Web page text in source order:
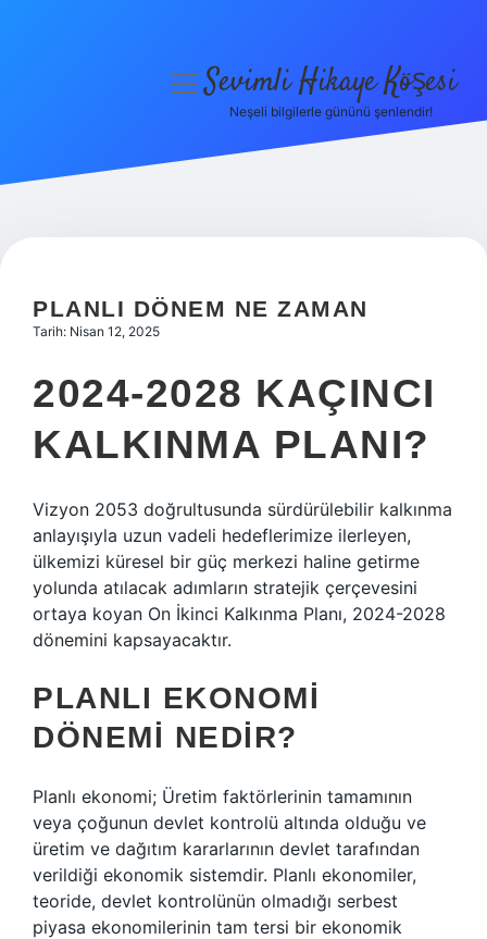
Hakkımızda
menüyüSevimli Hikaye Köşesi
Neşeli bilgilerle gününü şenlendir!
PLANLI DÖNEM NE ZAMAN
Tarih: Nisan 12, 2025
2024-2028 KAÇINCI
KALKINMA PLANI?
Vizyon 2053 doğrultusunda sürdürülebilir kalkınma
anlayışıyla uzun vadeli hedeflerimize ilerleyen,
ülkemizi küresel bir güç merkezi haline getirme
yolunda atılacak adımların stratejik çerçevesini
ortaya koyan On İkinci Kalkınma Planı, 2024-2028
dönemini kapsayacaktır.
PLANLI EKONOMI
DÖNEMI NEDIR?
Planlı ekonomi; Üretim faktörlerinin tamamının
veya çoğunun devlet kontrolü altında olduğu ve
üretim ve dağıtım kararlarının devlet tarafından
verildiği ekonomik sistemdir. Planlı ekonomiler,
teoride, devlet kontrolünün olmadığı serbest
piyasa ekonomilerinin tam tersi bir ekonomik